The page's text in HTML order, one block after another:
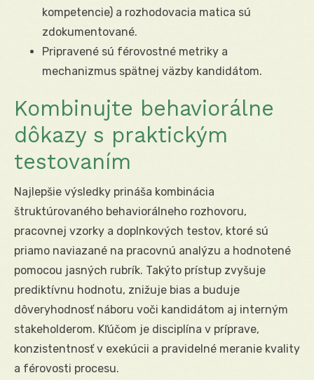
kompetencie) a rozhodovacia matica sú
zdokumentované.
Pripravené sú férovostné metriky a
mechanizmus spätnej väzby kandidátom.
Kombinujte behaviorálne
dôkazy s praktickým
testovaním
Najlepšie výsledky prináša kombinácia
štruktúrovaného behaviorálneho rozhovoru,
pracovnej vzorky a doplnkových testov, ktoré sú
priamo naviazané na pracovnú analýzu a hodnotené
pomocou jasných rubrík. Takýto prístup zvyšuje
prediktívnu hodnotu, znižuje bias a buduje
dôveryhodnosť náboru voči kandidátom aj interným
stakeholderom. Kľúčom je disciplína v príprave,
konzistentnosť v exekúcii a pravidelné meranie kvality
a férovosti procesu.